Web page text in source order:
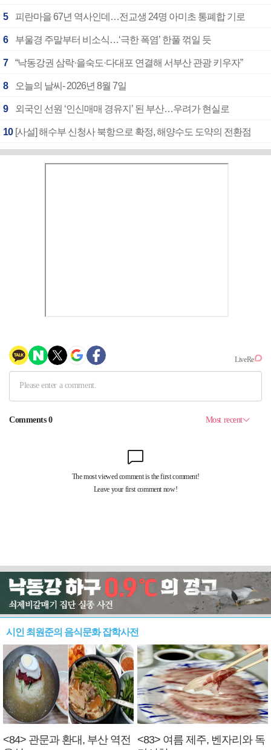
5 피란마을 67년 역사인데…전교생 24명 아미초 통폐합 기로
6 부울경 주말부터 비소식…‘극한 폭염’ 한풀 꺾일 듯
7 “낙동강권 삼락·을숙도·다대포 연결해 서부산 관광 키우자”
8 오늘의 날씨- 2026년 8월 7일
9 외국인 선원 ‘인신매매 경유지’ 된 부산…우려가 현실로
10 [사설] 해수부 신청사 북항으로 확정, 해양수도 도약의 전환점
시인 최원준의 음식문화 잡학사전
<84> 관문과 환대, 부산 역전
<83> 여름 제주, 벤자리와 독